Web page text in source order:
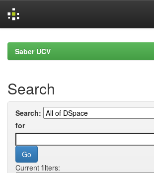
navigationSaber UCV
Search
Search:
for
Current filters: